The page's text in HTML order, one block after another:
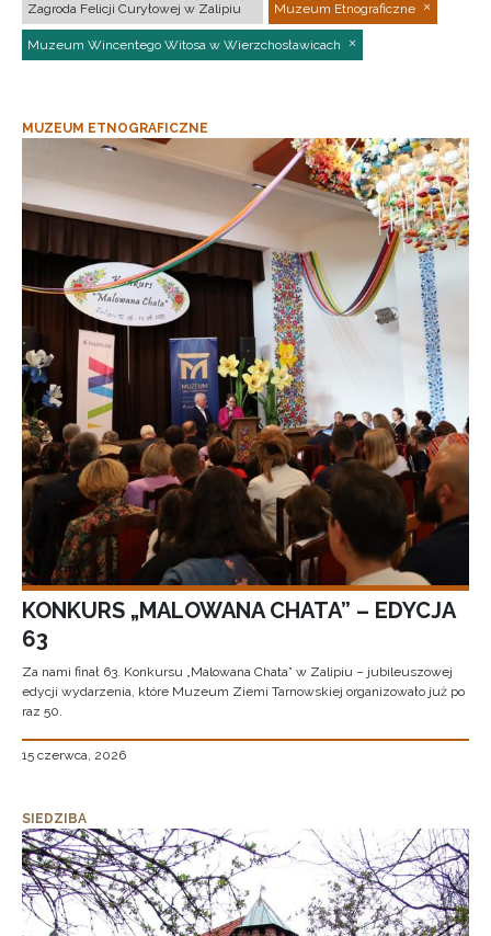
Zagroda Felicji Curyłowej w Zalipiu Muzeum Etnograficzne
Muzeum Wincentego Witosa w Wierzchosławicach
MUZEUM ETNOGRAFICZNE
KONKURS „MALOWANA CHATA” – EDYCJA
63
Za nami finał 63. Konkursu „Malowana Chata” w Zalipiu – jubileuszowej
edycji wydarzenia, które Muzeum Ziemi Tarnowskiej organizowało już po
raz 50.
15 czerwca, 2026
SIEDZIBA